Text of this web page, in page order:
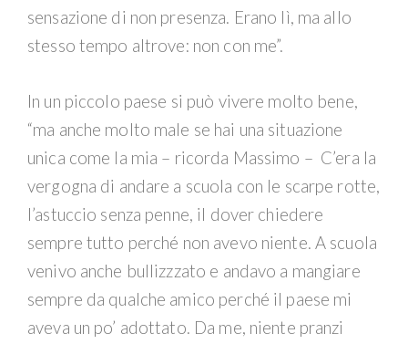
sensazione di non presenza. Erano lì, ma allo
stesso tempo altrove: non con me”.
In un piccolo paese si può vivere molto bene,
“ma anche molto male se hai una situazione
unica come la mia – ricorda Massimo – C’era la
vergogna di andare a scuola con le scarpe rotte,
l’astuccio senza penne, il dover chiedere
sempre tutto perché non avevo niente. A scuola
venivo anche bullizzzato e andavo a mangiare
sempre da qualche amico perché il paese mi
aveva un po’ adottato. Da me, niente pranzi